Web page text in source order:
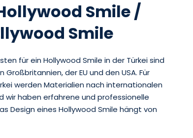
Smile /
Smile
für ein Hollywood Smile in der Türkei sind
Großbritannien, der EU und den USA. Für
werden Materialien nach internationalen
wir haben erfahrene und professionelle
Design eines Hollywood Smile hängt von